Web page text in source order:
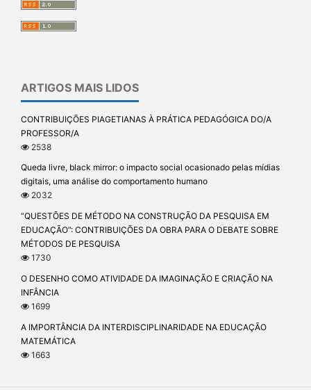
ARTIGOS MAIS LIDOS
CONTRIBUIÇÕES PIAGETIANAS À PRÁTICA PEDAGÓGICA DO/A
PROFESSOR/A
2538
Queda livre, black mirror: o impacto social ocasionado pelas mídias
digitais, uma análise do comportamento humano
2032
“QUESTÕES DE MÉTODO NA CONSTRUÇÃO DA PESQUISA EM
EDUCAÇÃO”: CONTRIBUIÇÕES DA OBRA PARA O DEBATE SOBRE
MÉTODOS DE PESQUISA
1730
O DESENHO COMO ATIVIDADE DA IMAGINAÇÃO E CRIAÇÃO NA
INFÂNCIA
1699
A IMPORTÂNCIA DA INTERDISCIPLINARIDADE NA EDUCAÇÃO
MATEMÁTICA
1663